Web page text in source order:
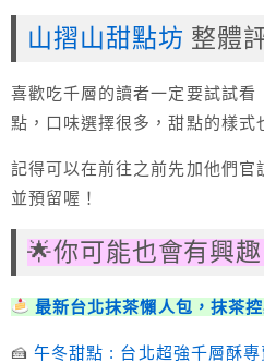
山摺山甜點坊 整體
喜歡吃千層的讀者一定要試試看
點，口味選擇很多，甜點的樣式
記得可以在前往之前先加他們官
並預留喔！
🌟你可能也會有興
最新台北抹茶懶人包，抹茶控
🍰午冬甜點 : 台北超強千層酥